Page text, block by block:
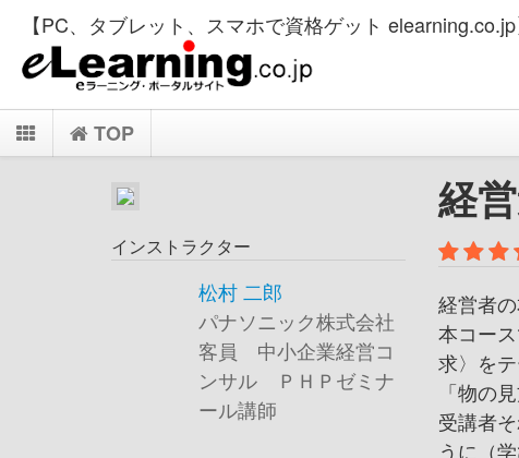
【PC、タブレット、スマホで資格ゲット elearning.co.jp
TOP
インストラクター
松村 二郎
パナソニック株式会社
客員 中小企業経営コ
ンサル ＰＨＰゼミナ
ール講師
経
経営者
本コー
求〉を
「物の
受講者
うに（